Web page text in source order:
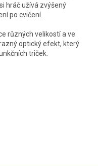
hráč užívá zvýšený
po cvičení.
různých velikostí a ve
optický efekt, který
triček.